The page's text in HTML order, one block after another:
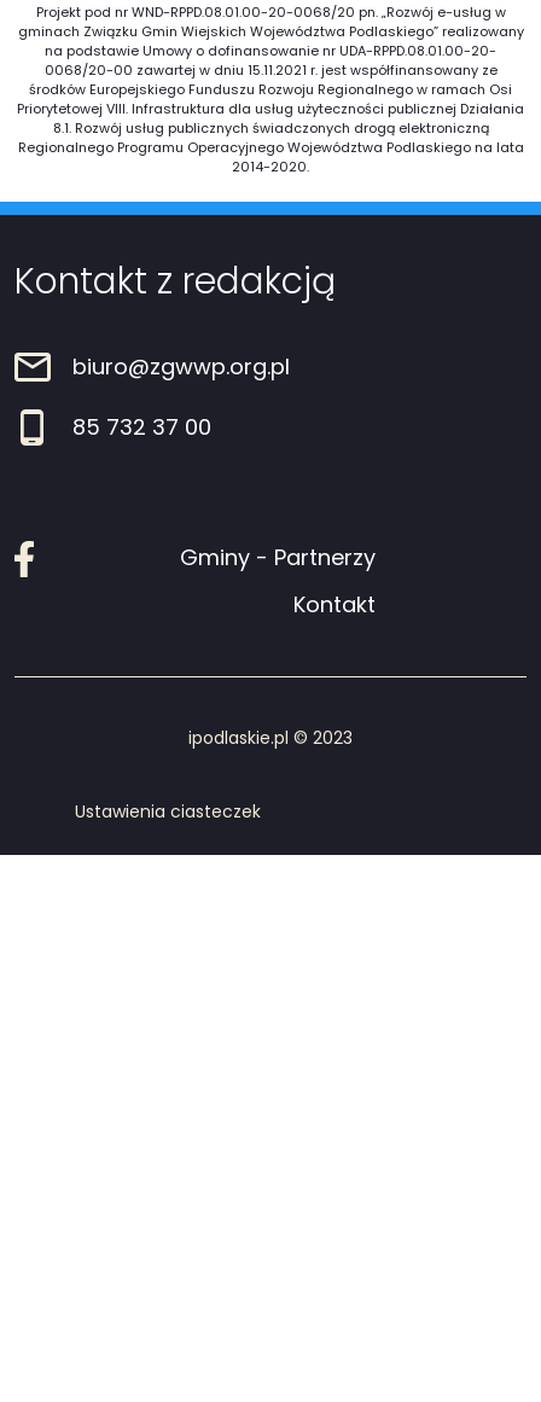
Projekt pod nr WND-RPPD.08.01.00-20-0068/20 pn. „Rozwój e-usług w
gminach Związku Gmin Wiejskich Województwa Podlaskiego” realizowany
na podstawie Umowy o dofinansowanie nr UDA-RPPD.08.01.00-20-
0068/20-00 zawartej w dniu 15.11.2021 r. jest współfinansowany ze
środków Europejskiego Funduszu Rozwoju Regionalnego w ramach Osi
Priorytetowej VIII. Infrastruktura dla usług użyteczności publicznej Działania
8.1. Rozwój usług publicznych świadczonych drogą elektroniczną
Regionalnego Programu Operacyjnego Województwa Podlaskiego na lata
2014-2020.
Kontakt z redakcją
biuro@zgwwp.org.pl
85 732 37 00
Facebook
Gminy - Partnerzy
Kontakt
ipodlaskie.pl © 2023
Ustawienia ciasteczek